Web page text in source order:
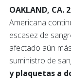
OAKLAND, CA.
Americana
escasez de
afectado aún
suministro de
y plaquetas a